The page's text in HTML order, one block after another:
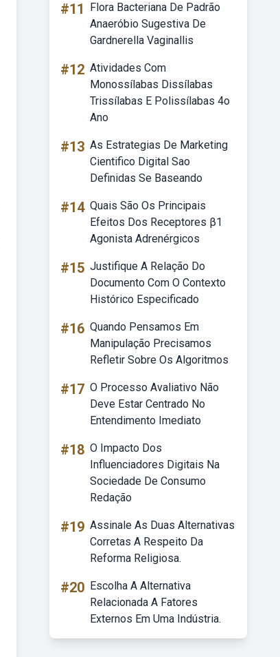
#11
Flora Bacteriana De Padrão
Anaeróbio Sugestiva De
Gardnerella Vaginallis
#12 Atividades Com
Monossílabas Dissílabas
Trissílabas E Polissílabas 4o
Ano
#13 As Estrategias De Marketing
Cientifico Digital Sao
Definidas Se Baseando
#14 Quais São Os Principais
Efeitos Dos Receptores β1
Agonista Adrenérgicos
#15 Justifique A Relação Do
Documento Com O Contexto
Histórico Especificado
#16 Quando Pensamos Em
Manipulação Precisamos
Refletir Sobre Os Algoritmos
#17 O Processo Avaliativo Não
Deve Estar Centrado No
Entendimento Imediato
#18 O Impacto Dos
Influenciadores Digitais Na
Sociedade De Consumo
Redação
#19 Assinale As Duas Alternativas
Corretas A Respeito Da
Reforma Religiosa.
#20 Escolha A Alternativa
Relacionada A Fatores
Externos Em Uma Indústria.